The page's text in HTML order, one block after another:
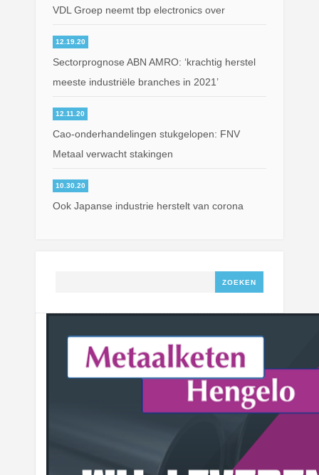
VDL Groep neemt tbp electronics over
12.19.20
Sectorprognose ABN AMRO: ‘krachtig herstel
meeste industriële branches in 2021’
12.11.20
Cao-onderhandelingen stukgelopen: FNV
Metaal verwacht stakingen
10.30.20
Ook Japanse industrie herstelt van corona